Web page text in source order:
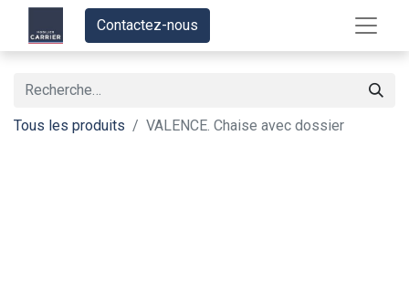
Contactez-nous
Tous les produits VALENCE. Chaise avec dossier